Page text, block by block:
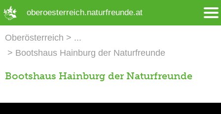
oberoesterreich.naturfreunde.at
Oberösterreich
Bootshaus Hainburg der Naturfreunde
Bootshaus Hainburg der Naturfreunde